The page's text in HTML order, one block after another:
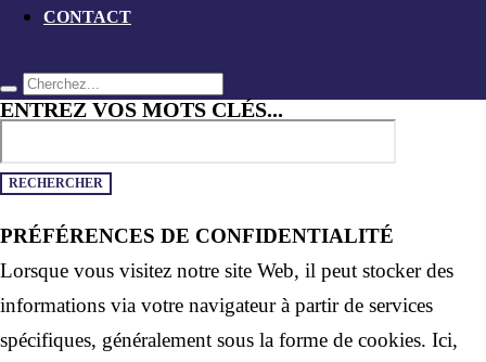
CONTACT
ENTREZ VOS MOTS CLÉS...
PRÉFÉRENCES DE CONFIDENTIALITÉ
Lorsque vous visitez notre site Web, il peut stocker des
informations via votre navigateur à partir de services
spécifiques, généralement sous la forme de cookies. Ici,